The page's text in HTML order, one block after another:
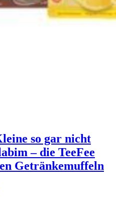
so gar nicht
– die TeeFee
Getränkemuffeln